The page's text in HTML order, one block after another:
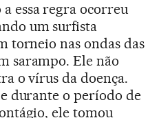
essa regra ocorreu
um surfista
torneio nas ondas das
sarampo. Ele não
o vírus da doença.
durante o período de
ele tomou